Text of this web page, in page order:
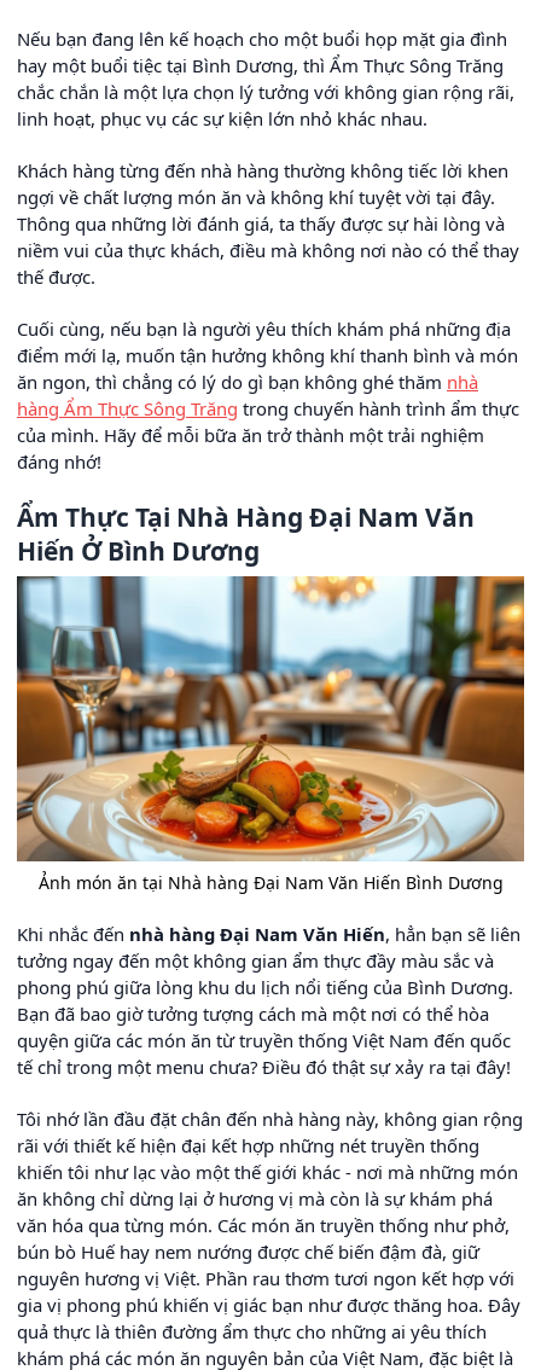
Nếu bạn đang lên kế hoạch cho một buổi họp mặt gia đình
hay một buổi tiệc tại Bình Dương, thì Ẩm Thực Sông Trăng
chắc chắn là một lựa chọn lý tưởng với không gian rộng rãi,
linh hoạt, phục vụ các sự kiện lớn nhỏ khác nhau.
Khách hàng từng đến nhà hàng thường không tiếc lời khen
ngợi về chất lượng món ăn và không khí tuyệt vời tại đây.
Thông qua những lời đánh giá, ta thấy được sự hài lòng và
niềm vui của thực khách, điều mà không nơi nào có thể thay
thế được.
Cuối cùng, nếu bạn là người yêu thích khám phá những địa
điểm mới lạ, muốn tận hưởng không khí thanh bình và món
ăn ngon, thì chẳng có lý do gì bạn không ghé thăm nhà
hàng Ẩm Thực Sông Trăng trong chuyến hành trình ẩm thực
của mình. Hãy để mỗi bữa ăn trở thành một trải nghiệm
đáng nhớ!
Ẩm Thực Tại Nhà Hàng Đại Nam Văn
Hiến Ở Bình Dương
Ảnh món ăn tại Nhà hàng Đại Nam Văn Hiến Bình Dương
Khi nhắc đến nhà hàng Đại Nam Văn Hiến, hẳn bạn sẽ liên
tưởng ngay đến một không gian ẩm thực đầy màu sắc và
phong phú giữa lòng khu du lịch nổi tiếng của Bình Dương.
Bạn đã bao giờ tưởng tượng cách mà một nơi có thể hòa
quyện giữa các món ăn từ truyền thống Việt Nam đến quốc
tế chỉ trong một menu chưa? Điều đó thật sự xảy ra tại đây!
Tôi nhớ lần đầu đặt chân đến nhà hàng này, không gian rộng
rãi với thiết kế hiện đại kết hợp những nét truyền thống
khiến tôi như lạc vào một thế giới khác - nơi mà những món
ăn không chỉ dừng lại ở hương vị mà còn là sự khám phá
văn hóa qua từng món. Các món ăn truyền thống như phở,
bún bò Huế hay nem nướng được chế biến đậm đà, giữ
nguyên hương vị Việt. Phần rau thơm tươi ngon kết hợp với
gia vị phong phú khiến vị giác bạn như được thăng hoa. Đây
quả thực là thiên đường ẩm thực cho những ai yêu thích
khám phá các món ăn nguyên bản của Việt Nam, đặc biệt là